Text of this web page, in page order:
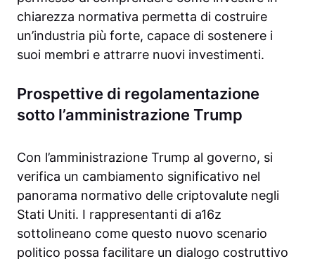
chiarezza normativa permetta di costruire
un’industria più forte, capace di sostenere i
suoi membri e attrarre nuovi investimenti.
Prospettive di regolamentazione
sotto l’amministrazione Trump
Con l’amministrazione Trump al governo, si
verifica un cambiamento significativo nel
panorama normativo delle criptovalute negli
Stati Uniti. I rappresentanti di a16z
sottolineano come questo nuovo scenario
politico possa facilitare un dialogo costruttivo